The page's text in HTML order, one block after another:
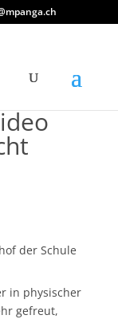
in physischer
gefreut,